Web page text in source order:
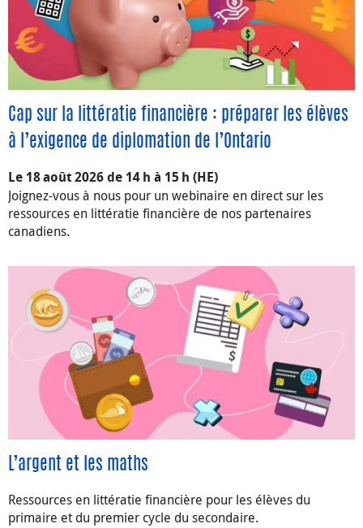
Cap sur la littératie financière : préparer les élèves
à l’exigence de diplomation de l’Ontario
Le 18 août 2026 de 14 h à 15 h (HE)
Joignez-vous à nous pour un webinaire en direct sur les
ressources en littératie financière de nos partenaires
canadiens.
L’argent et les maths
Ressources en littératie financière pour les élèves du
primaire et du premier cycle du secondaire.